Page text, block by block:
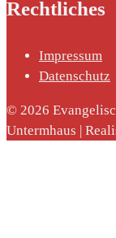
Rechtliches
Impressum
Datenschutz
© 2026
Untermhaus |